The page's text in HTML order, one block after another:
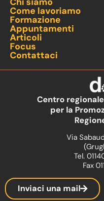
Come lavoriamo
Formazione
Appuntamenti
Articoli
Focus
Contattaci
Centro
per la
Via
Tel.
Fax
Inviaci una mail